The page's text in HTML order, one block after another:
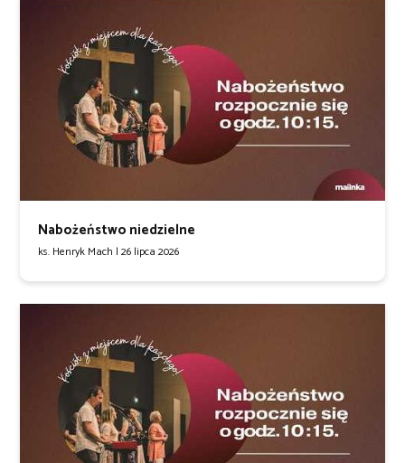
Nabożeństwo niedzielne
ks. Henryk Mach | 26 lipca 2026